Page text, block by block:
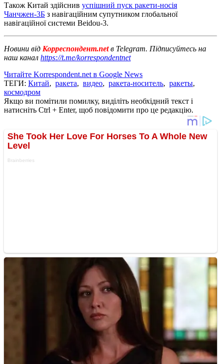
Також Китай здійснив успішний пуск ракети-носія
Чанчжен-3Б з навігаційним супутником глобальної
навігаційної системи Beidou-3.
Новини від Корреспондент.netв Telegram. Підписуйтесь на
наш канал https://t.me/korrespondentnet
Читайте Korrespondent.net в Google News
ТЕГИ: Китай, ракета, видео, ракета-носитель, ракеты,
космодром
Якщо ви помітили помилку, виділіть необхідний текст і
натисніть Ctrl + Enter, щоб повідомити про це редакцію.